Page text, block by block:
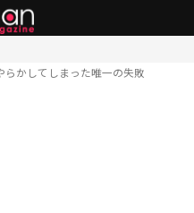
かしてしまった唯一の失敗